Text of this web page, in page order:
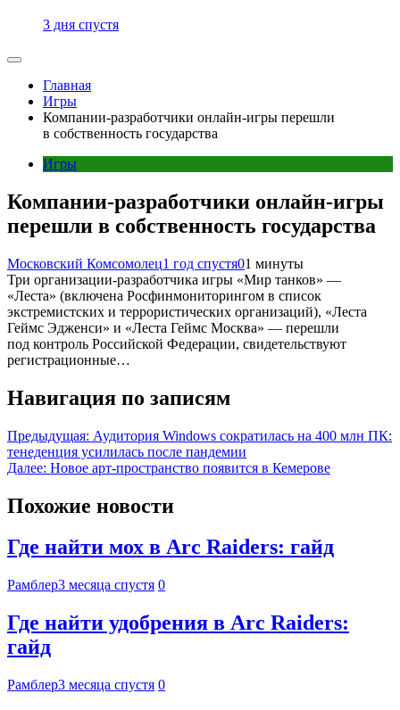
3 дня спустя
Главная
Игры
Компании-разработчики онлайн-игры перешли
в собственность государства
Игры
Компании-разработчики онлайн-игры
перешли в собственность государства
Московский Комсомолец1 год спустя01 минуты
Три организации-разработчика игры «Мир танков» —
«Леста» (включена Росфинмониторингом в список
экстремистских и террористических организаций), «Леста
Геймс Эдженси» и «Леста Геймс Москва» — перешли
под контроль Российской Федерации, свидетельствуют
регистрационные…
Навигация по записям
Предыдущая: Аудитория Windows сократилась на 400 млн ПК:
тенеденция усилилась после пандемии
Далее: Новое арт-пространство появится в Кемерове
Похожие новости
Где найти мох в Arc Raiders: гайд
Рамблер3 месяца спустя 0
Где найти удобрения в Arc Raiders:
гайд
Рамблер3 месяца спустя 0